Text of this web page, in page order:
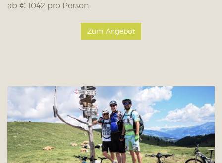
ab € 1042 pro Person
Zum Angebot